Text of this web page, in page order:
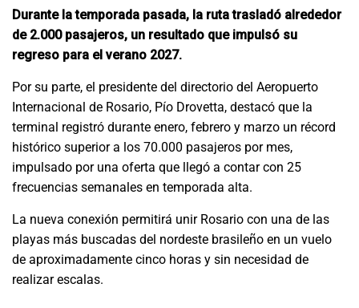
Durante la temporada pasada, la ruta trasladó alrededor
de 2.000 pasajeros, un resultado que impulsó su
regreso para el verano 2027.
Por su parte, el presidente del directorio del Aeropuerto
Internacional de Rosario, Pío Drovetta, destacó que la
terminal registró durante enero, febrero y marzo un récord
histórico superior a los 70.000 pasajeros por mes,
impulsado por una oferta que llegó a contar con 25
frecuencias semanales en temporada alta.
La nueva conexión permitirá unir Rosario con una de las
playas más buscadas del nordeste brasileño en un vuelo
de aproximadamente cinco horas y sin necesidad de
realizar escalas.